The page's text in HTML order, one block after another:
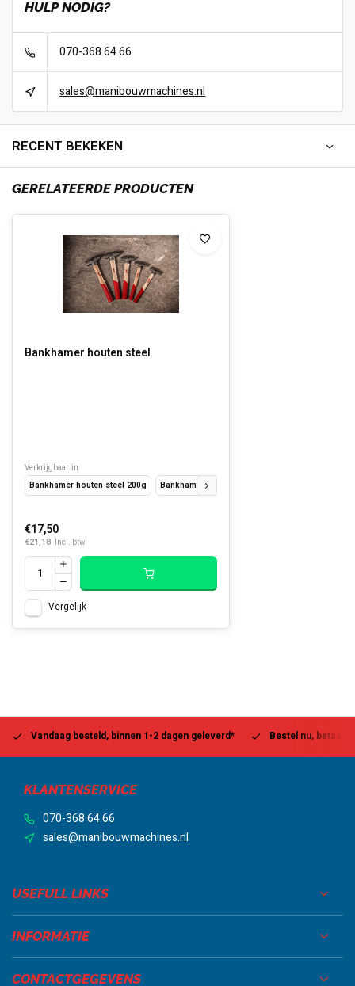
HULP NODIG?
070-368 64 66
sales@manibouwmachines.nl
RECENT BEKEKEN
GERELATEERDE PRODUCTEN
Bankhamer houten steel
Verkrijgbaar in
Bankhamer houten steel 200g
Bankhamer houten steel 500g
€17,50
€21,18 Incl. btw
Vergelijk
Vandaag besteld, binnen 1-2 dagen geleverd* Bestel nu, betaal
KLANTENSERVICE
070-368 64 66
sales@manibouwmachines.nl
USEFULL LINKS
INFORMATIE
CONTACTGEGEVENS